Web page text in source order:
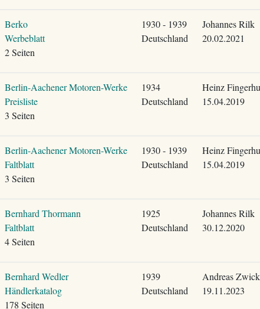
Berko
Werbeblatt
2 Seiten
1930 - 1939
Deutschland
Johannes Rilk
20.02.2021
Berlin-Aachener Motoren-Werke
Preisliste
3 Seiten
1934
Deutschland
Heinz
15.04.2019
Berlin-Aachener Motoren-Werke
Faltblatt
3 Seiten
1930 - 1939
Deutschland
Heinz
15.04.2019
Bernhard Thormann
Faltblatt
4 Seiten
1925
Deutschland
Johannes Rilk
30.12.2020
Bernhard Wedler
Händlerkatalog
178 Seiten
1939
Deutschland
Andreas
19.11.2023